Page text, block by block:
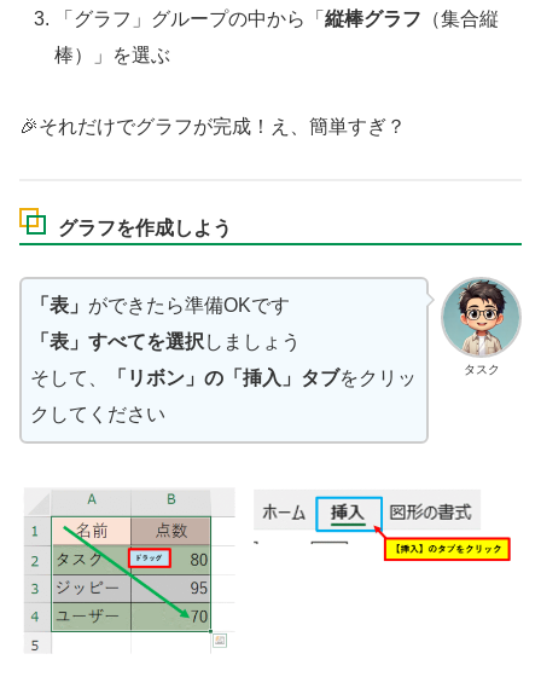
「グラフ」グループの中から「縦棒グラフ （集合縦
棒）」を選ぶ
🎉それだけでグラフが完成！え、簡単すぎ？
グラフを作成しよう
タスク
「表」 ができたら準備OKです
「表」すべてを選択 しましょう
そして、
「リボン」の「挿入」タブをクリッ
クしてください